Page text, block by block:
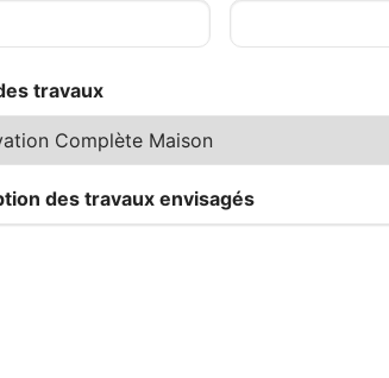
travaux
des travaux envisagés